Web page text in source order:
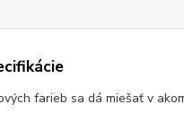
farieb sa dá miešať v